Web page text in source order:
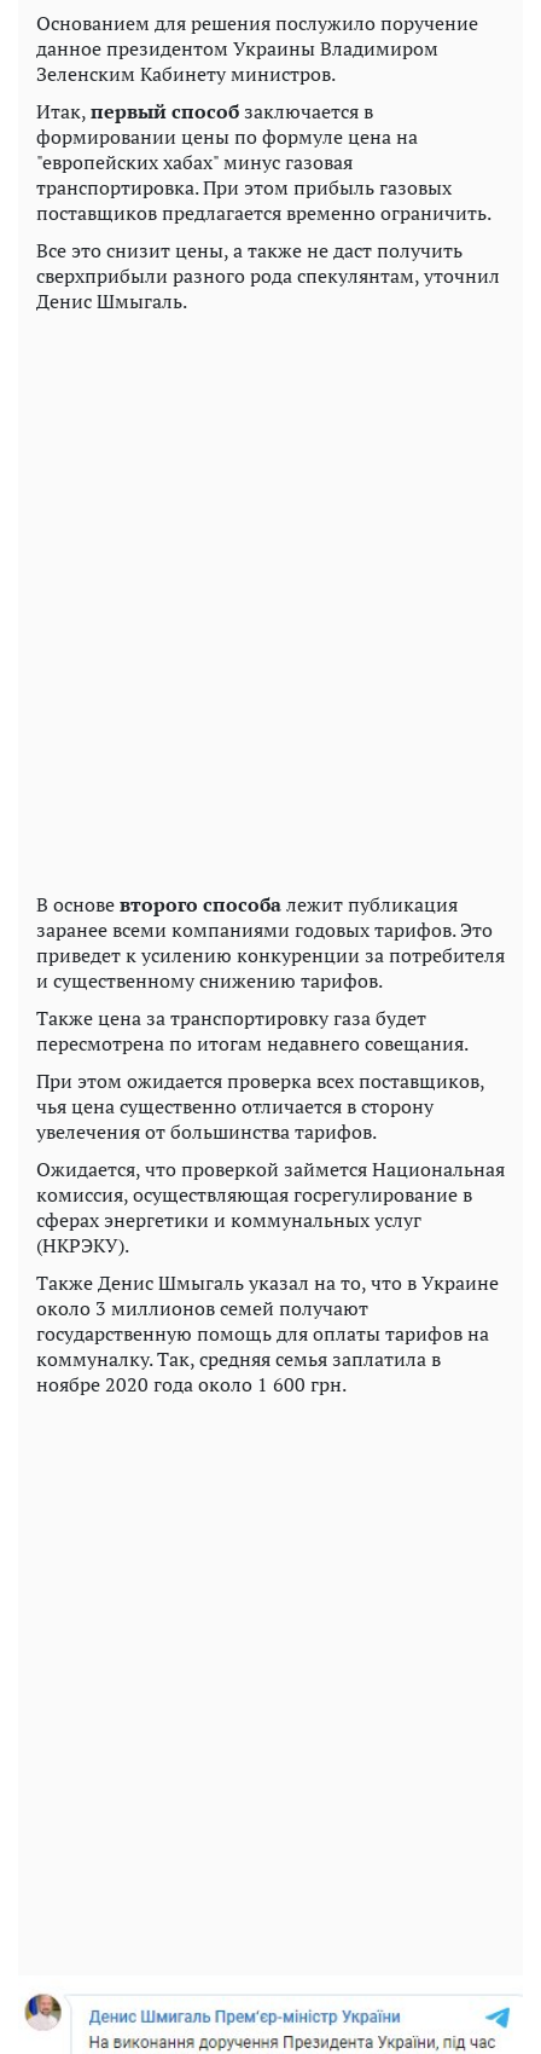
Основанием для решения послужило поручение
данное президентом Украины Владимиром
Зеленским Кабинету министров.
Итак,первый способзаключается в
формировании цены по формуле цена на
"европейских хабах" минус газовая
транспортировка. При этом прибыль газовых
поставщиков предлагается временно ограничить.
Все это снизит цены, а также не даст получить
сверхприбыли разного рода спекулянтам, уточнил
Денис Шмыгаль.
В основевторого способалежит публикация
заранее всеми компаниями годовых тарифов. Это
приведет к усилению конкуренции за потребителя
и существенному снижению тарифов.
Также цена за транспортировку газа будет
пересмотрена по итогам недавнего совещания.
При этом ожидается проверка всех поставщиков,
чья цена существенно отличается в сторону
увелечения от большинства тарифов.
Ожидается, что проверкой займется Национальная
комиссия, осуществляющая госрегулирование в
сферах энергетики и коммунальных услуг
(НКРЭКУ).
Также Денис Шмыгаль указал на то, что в Украине
около 3 миллионов семей получают
государственную помощь для оплаты тарифов на
коммуналку. Так, средняя семья заплатила в
ноябре 2020 года около 1 600 грн.